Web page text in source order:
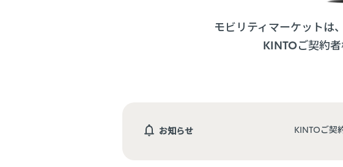
モビリティマーケットは
KINTOご契約
お知らせ KINTOご契